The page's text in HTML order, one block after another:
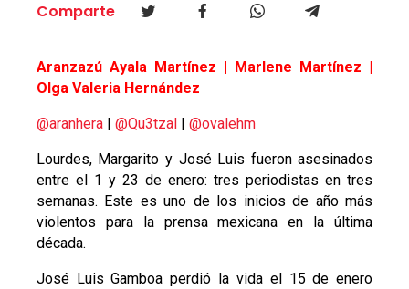
Comparte
Aranzazú Ayala Martínez |
Marlene Martínez |
Olga Valeria Hernández
@aranhera| @Qu3tzal @ovalehm
Lourdes, Margarito y José Luis fueron asesinados
entre el 1 y 23 de enero: tres periodistas en tres
semanas. Este es uno de los inicios de año más
violentos para la prensa mexicana en la última
década.
José Luis Gamboa perdió la vida el 15 de enero